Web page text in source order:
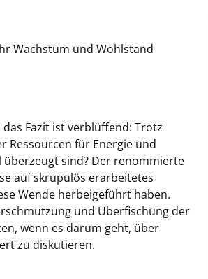
Wachstum und Wohlstand
Fazit ist verblüffend: Trotz
Ressourcen für Energie und
überzeugt sind? Der renommierte
auf skrupulös erarbeitetes
Wende herbeigeführt haben.
und Überfischung der
wenn es darum geht, über
zu diskutieren.